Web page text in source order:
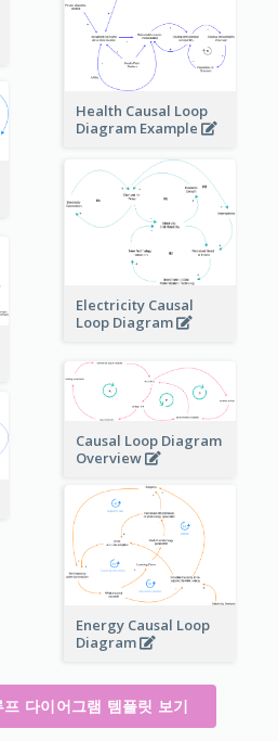
Health Causal Loop
Diagram Example
Electricity Causal
Loop Diagram
Causal Loop Diagram
Overview
Energy Causal Loop
Diagram
다이어그램 템플릿 보기